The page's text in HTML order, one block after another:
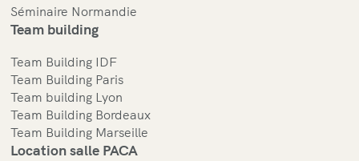
Séminaire Normandie
Team building
Team Building IDF
Team Building Paris
Team building Lyon
Team Building Bordeaux
Team Building Marseille
Location salle PACA